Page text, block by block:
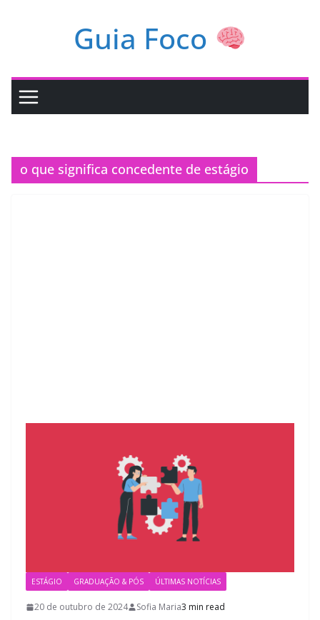
Guia Foco
o que significa concedente de estágio
ESTÁGIO GRADUAÇÃO & PÓS ÚLTIMAS NOTÍCIAS
20 de outubro de 2024 Sofia Maria3 min read